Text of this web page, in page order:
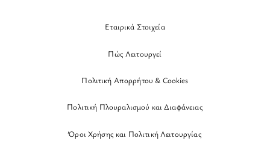
Εταιρικά Στοιχεία
Πώς Λειτουργεί
Πολιτική Απορρήτου & Cookies
Πολιτική Πλουραλισμού και Διαφάνειας
Όροι Χρήσης και Πολιτική Λειτουργίας